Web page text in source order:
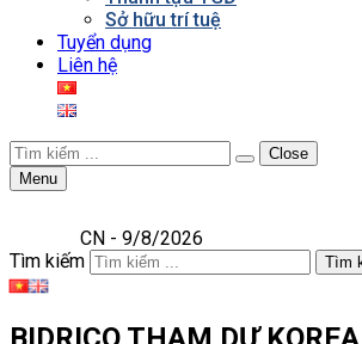
Sở hữu trí tuệ
Tuyển dụng
Liên hệ
Close
Menu
CN - 9/8/2026
Tìm kiếm
Tìm